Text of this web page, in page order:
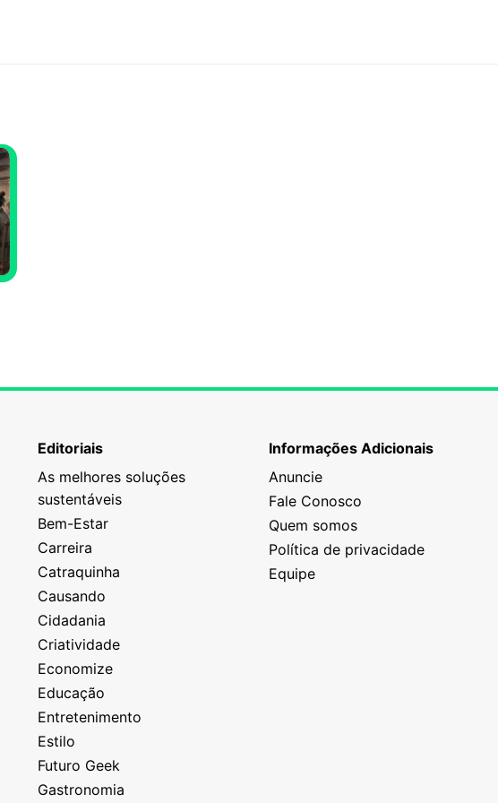
Editoriais
As melhores soluções
sustentáveis
Bem-Estar
Carreira
Catraquinha
Causando
Cidadania
Criatividade
Economize
Educação
Entretenimento
Estilo
Futuro Geek
Gastronomia
Informações Adicionais
Anuncie
Fale Conosco
Quem somos
Política de privacidade
Equipe